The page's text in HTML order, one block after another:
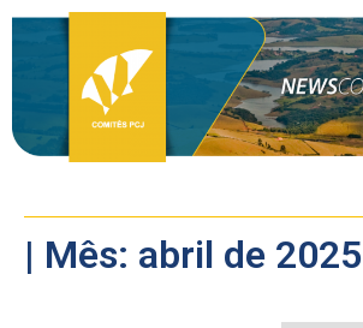
| Mês: abril de 2025